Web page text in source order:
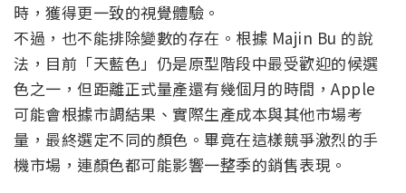
時，獲得更一致的視覺體驗。
不過，也不能排除變數的存在。根據 Majin Bu 的說
法，目前「天藍色」仍是原型階段中最受歡迎的候選
色之一，但距離正式量產還有幾個月的時間，Apple
可能會根據市調結果、實際生產成本與其他市場考
量，最終選定不同的顏色。畢竟在這樣競爭激烈的手
機市場，連顏色都可能影響一整季的銷售表現。